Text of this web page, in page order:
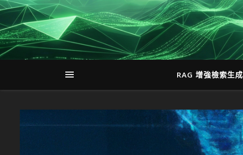
RAG 增強檢索生成